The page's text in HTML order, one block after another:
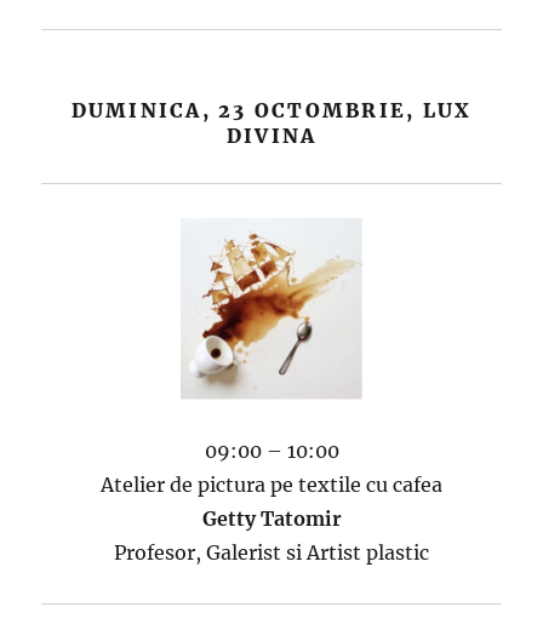
DUMINICA, 23 OCTOMBRIE, LUX
DIVINA
09:00 – 10:00
Atelier de pictura pe textile cu cafea
Getty Tatomir
Profesor, Galerist si Artist plastic